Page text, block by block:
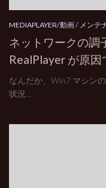
MEDIAPLAYER/動画/ メンテ
ネットワークの調
RealPlayer が原因
なんだか、Win7 マシン
状況...